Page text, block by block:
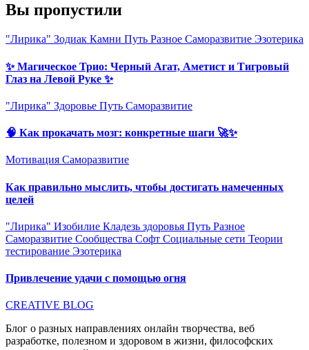
Вы пропустили
"Лирика" Зодиак Камни Путь Разное Саморазвитие Эзотерика
✨ Магическое Трио: Черный Агат, Аметист и Тигровый
Глаз на Левой Руке ✨
"Лирика" Здоровье Путь Саморазвитие
🧠 Как прокачать мозг: конкретные шаги 🚀✨
Мотивация Саморазвитие
Как правильно мыслить, чтобы достигать намеченных
целей
"Лирика" Изобилие Кладезь здоровья Путь Разное
Саморазвитие Сообщества Софт Социальные сети Теории
тестирование Эзотерика
Привлечение удачи с помощью огня
CREATIVE BLOG
Блог о разных направлениях онлайн творчества, веб
разработке, полезном и здоровом в жизни, философских